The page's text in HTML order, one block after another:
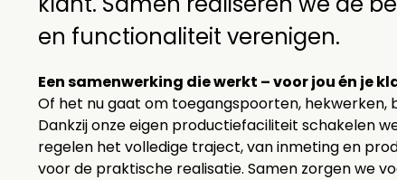
en functionaliteit verenigen.
Een samenwerking die werkt – voor jou én je
Of het nu gaat om toegangspoorten, hekwerken,
Dankzij onze eigen productiefaciliteit schakelen
regelen het volledige traject, van inmeting en
voor de praktische realisatie. Samen zorgen we